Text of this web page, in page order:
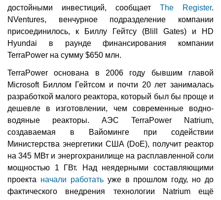
достойными инвестиций, сообщает The Register.
NVentures, венчурное подразделение компании
присоединилось, к Биллу Гейтсу (Blill Gates) и HD
Hyundai в раунде финансирования компании
TerraPower на сумму $650 млн.
TerraPower основана в 2006 году бывшим главой
Microsoft Биллом Гейтсом и почти 20 лет занималась
разработкой малого реактора, который был бы проще и
дешевле в изготовлении, чем современные водно-
водяные реакторы. АЭС TerraPower Natrium,
создаваемая в Вайоминге при содействии
Министерства энергетики США (DoE), получит реактор
на 345 МВт и энергохранилище на расплавленной соли
мощностью 1 ГВт. Над неядерными составляющими
проекта начали работатьуже в прошлом году, но до
фактического внедрения технологии Natrium ещё